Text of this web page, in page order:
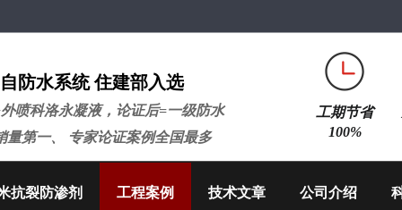
防水系统 住建部入选
喷科洛永凝液，论证后=一级防水
量第一、 专家论证案例全国最多
工期节省
100%
抗裂防渗剂 工程案例 技术文章 公司介绍